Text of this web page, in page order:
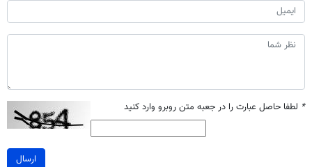
* لطفا حاصل عبارت را در جعبه متن روبرو وارد کنید
ارسال